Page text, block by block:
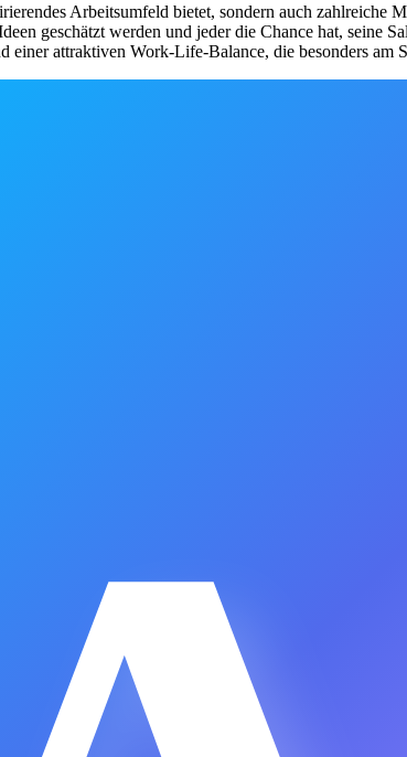
Arbeitsumfeld bietet, sondern auch
geschätzt werden und jeder die Chance hat, seine
attraktiven Work-Life-Balance, die besonders